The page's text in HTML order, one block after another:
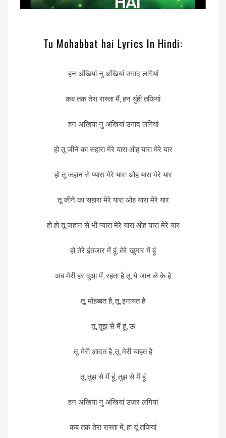
Tu Mohabbat hai Lyrics In Hindi:
हन अंखियां नु अंखियां उगाद लगियां
कब तक तेरा रास्ता मैं, हन युंही तकियां
हन अंखियां नु अंखियां उगाद लगियां
हो तू जीने का सहारा मेरे यारा ओह यारा मेरे यार
हो तू जहान से प्यारा मेरे यारा ओह यारा मेरे यार
तू जीने का सहारा मेरे यारा ओह यारा मेरे यार
हो हो तू जहान से भी प्यारा मेरे यारा ओह यारा मेरे यार
हो तेरे इंतजार में हूं, तेरे खुमार में हूं
अब मेरी हर दुआ में, रहता है तू, ये जान ले के है
तू, मोहब्बत है, तू, इनायत है
तू, तुझ से मैं हूं, ऊ
तू, मेरी आदत है, तू, मेरी चाहत है
तू, तुझ से मैं हूं, तुझ से मैं हूं
हन अंखियां नु अंखियां उजर लगियां
कब तक तेरा रास्ता में, हां यूं तकियां